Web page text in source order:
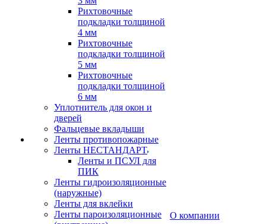
Рихтовочные
подкладки толщиной
4 мм
Рихтовочные
подкладки толщиной
5 мм
Рихтовочные
подкладки толщиной
6 мм
Уплотнитель для окон и
дверей
Фальцевые вкладыши
Ленты противопожарные
Ленты НЕСТАНДАРТ
Ленты и ПСУЛ для
ПИК
Ленты гидроизоляционные
(наружные)
Ленты для вклейки
Ленты пароизоляционные
О компании